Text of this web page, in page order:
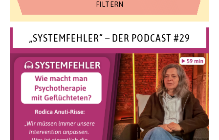
„SYSTEMFEHLER“ – DER PODCAST #29